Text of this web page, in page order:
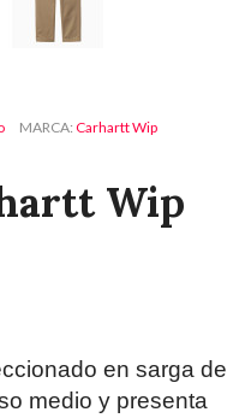
MARCA Carhartt Wip
Wip
en sarga de
medio y presenta